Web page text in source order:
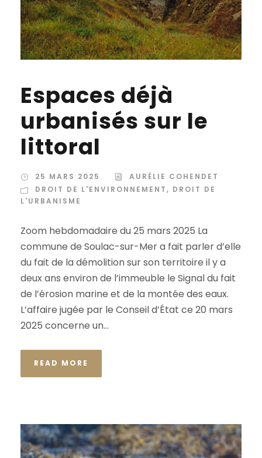
Espaces déjà
urbanisés sur le
littoral
25 MARS 2025
AURÉLIE COHENDET
DROIT DE L'ENVIRONNEMENT, DROIT DE
L'URBANISME
Zoom hebdomadaire du 25 mars 2025 La
commune de Soulac-sur-Mer a fait parler d’elle
du fait de la démolition sur son territoire il y a
deux ans environ de l’immeuble le Signal du fait
de l’érosion marine et de la montée des eaux.
L’affaire jugée par le Conseil d’État ce 20 mars
2025 concerne un...
READ MORE